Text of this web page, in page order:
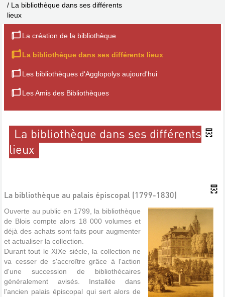
/ La bibliothèque dans ses différents
lieux
La création de la bibliothèque
La bibliothèque dans ses différents lieux
Les bibliothèques d'Agglopolys aujourd'hui
Les Amis des Bibliothèques
La bibliothèque dans ses différents
lieux
La bibliothèque au palais épiscopal (1799-1830)
Ouverte au public en 1799, la bibliothèque
de Blois compte alors 18 000 volumes et
déjà des achats sont faits pour augmenter
et actualiser la collection.
Durant tout le XIXe siècle, la collection ne
va cesser de s'accroître grâce à l'action
d'une succession de bibliothécaires
généralement avisés. Installée dans
l'ancien palais épiscopal qui sert alors de